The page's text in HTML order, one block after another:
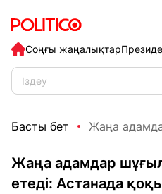
Соңғы жаңалықтар
Басты бет Жаңа
Жаңа адамдар
етеді: Астанада